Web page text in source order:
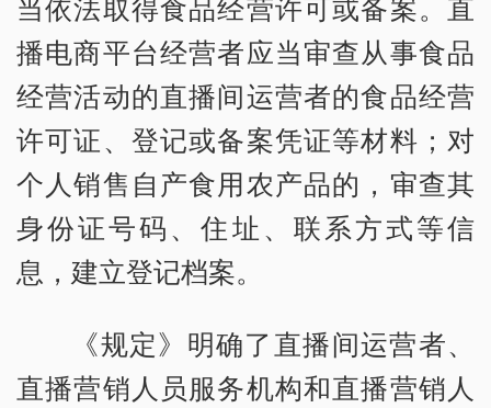
当依法取得食品经营许可或备案。直
播电商平台经营者应当审查从事食品
经营活动的直播间运营者的食品经营
许可证、登记或备案凭证等材料；对
个人销售自产食用农产品的，审查其
身份证号码、住址、联系方式等信
息，建立登记档案。
《规定》明确了直播间运营者、
直播营销人员服务机构和直播营销人